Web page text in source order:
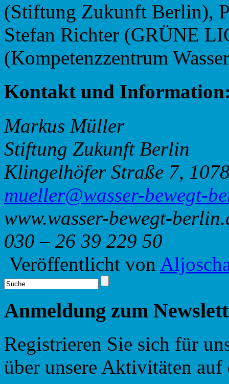
(Stiftung Zukunft Berlin),
Stefan Richter (GRÜNE
(Kompetenzzentrum
Kontakt und
Markus Müller
Stiftung Zukunft Berlin
Klingelhöfer Straße 7,
ed.nilreb-tgeweb-
@relleum
www.wasser-bewegt-
030 – 26 39 229 50
Veröffentlicht von
Anmeldung zum
Registrieren Sie sich für
über unsere Aktivitäten